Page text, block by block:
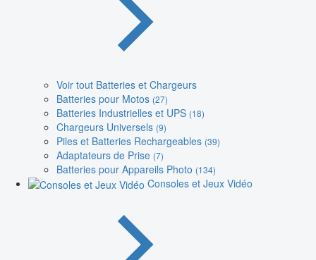
Voir tout Batteries et Chargeurs
Batteries pour Motos (27)
Batteries Industrielles et UPS (18)
Chargeurs Universels (9)
Piles et Batteries Rechargeables (39)
Adaptateurs de Prise (7)
Batteries pour Appareils Photo (134)
Consoles et Jeux Vidéo